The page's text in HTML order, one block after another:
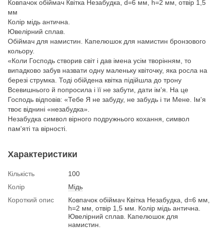
Ковпачок обіймач Квітка Незабудка, d=6 мм, h=2 мм, отвір 1,5
мм
Колір мідь антична.
Ювелірний сплав.
Обіймач для намистин. Капелюшок для намистин бронзового
кольору.
«Коли Господь створив світ і дав імена усім творінням, то
випадково забув назвати одну маленьку квіточку, яка росла на
березі струмка. Тоді обійдена квітка підійшла до трону
Всевишнього й попросила і її не забути, дати ім'я. На це
Господь відповів: «Тебе Я не забуду, не забудь і ти Мене. Ім'я
твоє віднині «незабудка».
Незабудка символ вірного подружнього кохання, символ
пам'яті та вірності.
Характеристики
Кількість
100
Колір
Мідь
Короткий опис
Ковпачок обіймач Квітка Незабудка, d=6 мм,
h=2 мм, отвір 1,5 мм. Колір мідь антична.
Ювелірний сплав. Капелюшок для
намистин.